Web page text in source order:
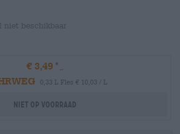
niet beschikbaar
€ 3,49
0,33 L Fles € 10,03 / L
Niet op voorraad